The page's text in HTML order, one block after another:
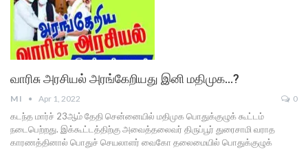
வாரிசு அரசியல் அரங்கேறியது இனி மதிமுக…?
M I Apr 1, 2022 0
கடந்த மார்ச் 23ஆம் தேதி சென்னையில் மதிமுக பொதுக்குழுக் கூட்டம்
நடைபெற்றது. இக்கூட்டத்திற்கு அவைத்தலைவர் திருப்பூர் துரைசாமி வராத
காரணத்தினால் பொதுச் செயலாளர் வைகோ தலைமையில் பொதுக்குழுக்